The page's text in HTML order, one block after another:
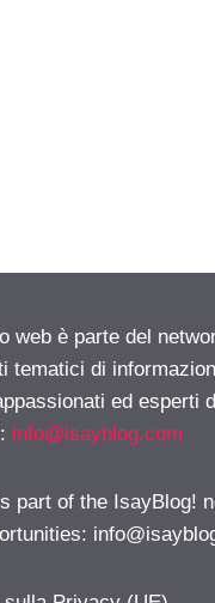
web è parte del
tematici di
ed esperti
info@isayblog.com
part of the IsayBlog!